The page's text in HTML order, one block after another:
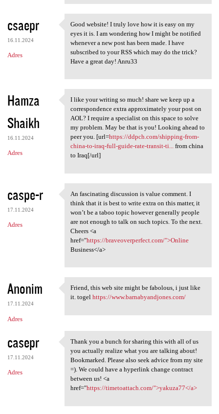
csaepr
16.11.2024
Adres
Good website! I truly love
Good website! I truly love how it is easy on my
eyes it is. I am wondering how I might be notified
whenever a new post has been made. I have
subscribed to your RSS which may do the trick?
Have a great day! Anru33
Hamza
Shaikh
16.11.2024
Adres
I like your writing so much!
I like your writing so much! share we keep up a
correspondence extra approximately your post on
AOL? I require a specialist on this space to solve
my problem. May be that is you! Looking ahead to
peer you. [url=https://ddpch.com/shipping-from-
china-to-iraq-full-guide-rate-transit-ti...from china
to Iraq[/url]
caspe-r
17.11.2024
Adres
An fascinating discussion is
An fascinating discussion is value comment. I
think that it is best to write extra on this matter, it
won’t be a taboo topic however generally people
are not enough to talk on such topics. To the next.
Cheers <a
href="https://braveoverperfect.com/">Online
Business</a>
Anonim
17.11.2024
Adres
Friend, this web site might
Friend, this web site might be fabolous, i just like
it. togel https://www.barnabyandjones.com/
casepr
17.11.2024
Adres
Thank you a bunch for sharing
Thank you a bunch for sharing this with all of us
you actually realize what you are talking about!
Bookmarked. Please also seek advice from my site
=). We could have a hyperlink change contract
between us! <a
href="https://timetoattach.com/">yakuza77</a>